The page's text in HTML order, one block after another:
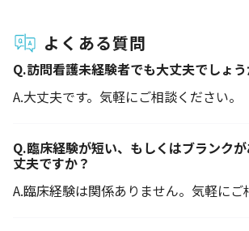
よくある質問
Q.訪問看護未経験者でも大丈夫でしょう
A.大丈夫です。気軽にご相談ください。
Q.臨床経験が短い、もしくはブランク
丈夫ですか？
A.臨床経験は関係ありません。気軽にご